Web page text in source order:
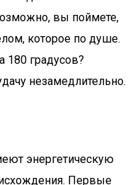
вы поймете,
которое по душе.
180 градусов?
незамедлительно.
энергетическую
Первые